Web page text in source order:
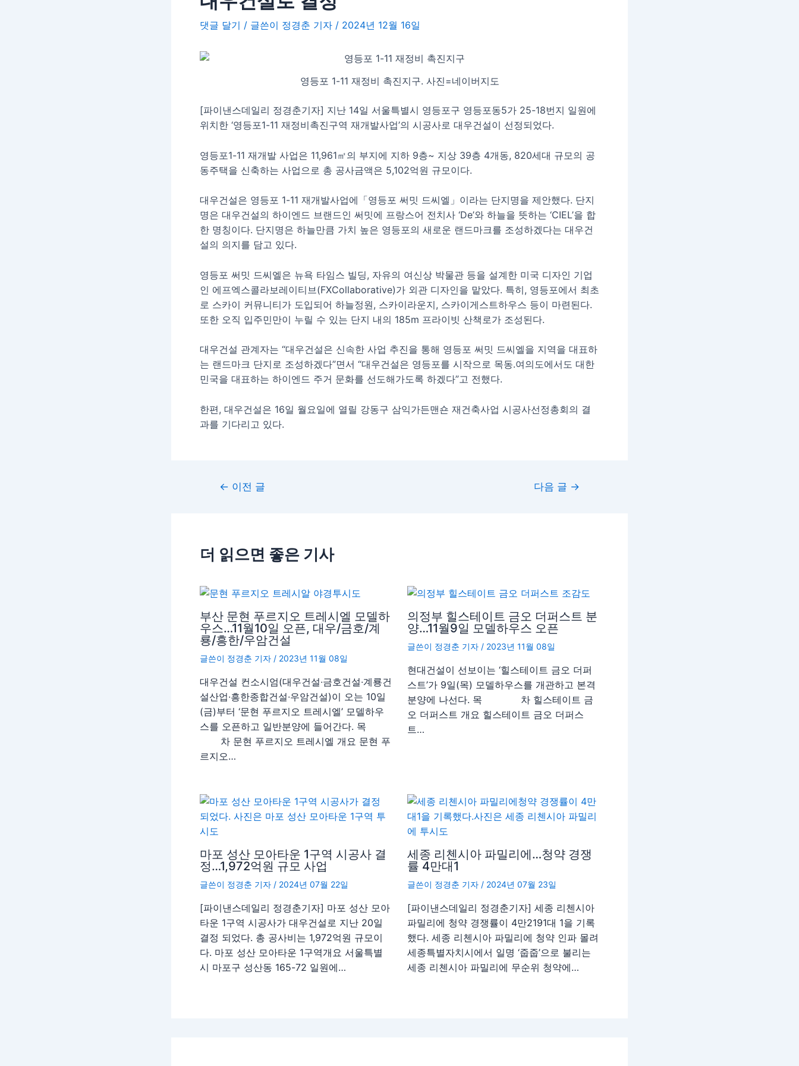
댓글 달기 / 글쓴이 정경춘 기자 / 2024년 12월 16일
영등포 1-11 재정비 촉진지구. 사진=네이버지도
[파이낸스데일리 정경춘기자] 지난 14일 서울특별시 영등포구 영등포동5가 25-18번지 일원에
위치한 ‘영등포1-11 재정비촉진구역 재개발사업’의 시공사로 대우건설이 선정되었다.
영등포1-11 재개발 사업은 11,961㎡의 부지에 지하 9층~ 지상 39층 4개동, 820세대 규모의 공
동주택을 신축하는 사업으로 총 공사금액은 5,102억원 규모이다.
대우건설은 영등포 1-11 재개발사업에「영등포 써밋 드씨엘」이라는 단지명을 제안했다. 단지
명은 대우건설의 하이엔드 브랜드인 써밋에 프랑스어 전치사 ‘De’와 하늘을 뜻하는 ‘CIEL’을 합
한 명칭이다. 단지명은 하늘만큼 가치 높은 영등포의 새로운 랜드마크를 조성하겠다는 대우건
설의 의지를 담고 있다.
영등포 써밋 드씨엘은 뉴욕 타임스 빌딩, 자유의 여신상 박물관 등을 설계한 미국 디자인 기업
인 에프엑스콜라보레이티브(FXCollaborative)가 외관 디자인을 맡았다. 특히, 영등포에서 최초
로 스카이 커뮤니티가 도입되어 하늘정원, 스카이라운지, 스카이게스트하우스 등이 마련된다.
또한 오직 입주민만이 누릴 수 있는 단지 내의 185m 프라이빗 산책로가 조성된다.
대우건설 관계자는 “대우건설은 신속한 사업 추진을 통해 영등포 써밋 드씨엘을 지역을 대표하
는 랜드마크 단지로 조성하겠다”면서 “대우건설은 영등포를 시작으로 목동․여의도에서도 대한
민국을 대표하는 하이엔드 주거 문화를 선도해가도록 하겠다”고 전했다.
한편, 대우건설은 16일 월요일에 열릴 강동구 삼익가든맨숀 재건축사업 시공사선정총회의 결
과를 기다리고 있다.
← 이전 글 다음 글 →
더 읽으면 좋은 기사
부산 문현 푸르지오 트레시엘 모델하
우스…11월10일 오픈, 대우/금호/계
룡/흥한/우암건설
글쓴이 정경춘 기자 / 2023년 11월 08일
대우건설 컨소시엄(대우건설∙금호건설∙계룡건
설산업∙흥한종합건설∙우암건설)이 오는 10일
(금)부터 ‘문현 푸르지오 트레시엘’ 모델하우
스를 오픈하고 일반분양에 들어간다. 목
차 문현 푸르지오 트레시엘 개요 문현 푸
르지오…
의정부 힐스테이트 금오 더퍼스트 분
양…11월9일 모델하우스 오픈
글쓴이 정경춘 기자 / 2023년 11월 08일
현대건설이 선보이는 ‘힐스테이트 금오 더퍼
스트’가 9일(목) 모델하우스를 개관하고 본격
분양에 나선다. 목 차 힐스테이트 금
오 더퍼스트 개요 힐스테이트 금오 더퍼스
트…
마포 성산 모아타운 1구역 시공사 결
정…1,972억원 규모 사업
글쓴이 정경춘 기자 / 2024년 07월 22일
[파이낸스데일리 정경춘기자] 마포 성산 모아
타운 1구역 시공사가 대우건설로 지난 20일
결정 되었다. 총 공사비는 1,972억원 규모이
다. 마포 성산 모아타운 1구역개요 서울특별
시 마포구 성산동 165-72 일원에…
세종 리첸시아 파밀리에…청약 경쟁
률 4만대1
글쓴이 정경춘 기자 / 2024년 07월 23일
[파이낸스데일리 정경춘기자] 세종 리첸시아
파밀리에 청약 경쟁률이 4만2191대 1을 기록
했다. 세종 리첸시아 파밀리에 청약 인파 몰려
세종특별자치시에서 일명 ‘줍줍’으로 불리는
세종 리첸시아 파밀리에 무순위 청약에…